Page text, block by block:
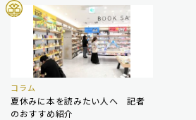
コラム
夏休みに本を読みたい人へ 記者
のおすすめ紹介